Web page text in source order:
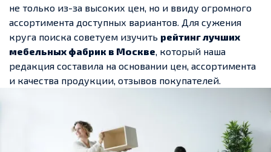
не только из-за высоких цен, но и ввиду огромного
ассортимента доступных вариантов. Для сужения
круга поиска советуем изучить рейтинг лучших
мебельных фабрик в Москве, который наша
редакция составила на основании цен, ассортимента
и качества продукции, отзывов покупателей.